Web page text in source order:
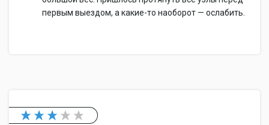
первым выездом, а какие-то наоборот — ослабить.